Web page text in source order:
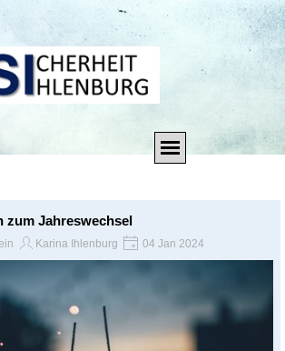
Menü überspringen
zum Jahreswechsel
Karina Ihlenburg 04 Jan 2024